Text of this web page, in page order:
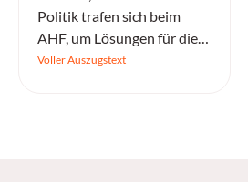
Politik trafen sich beim
AHF, um Lösungen für die
drängenden
Voller Auszugstext